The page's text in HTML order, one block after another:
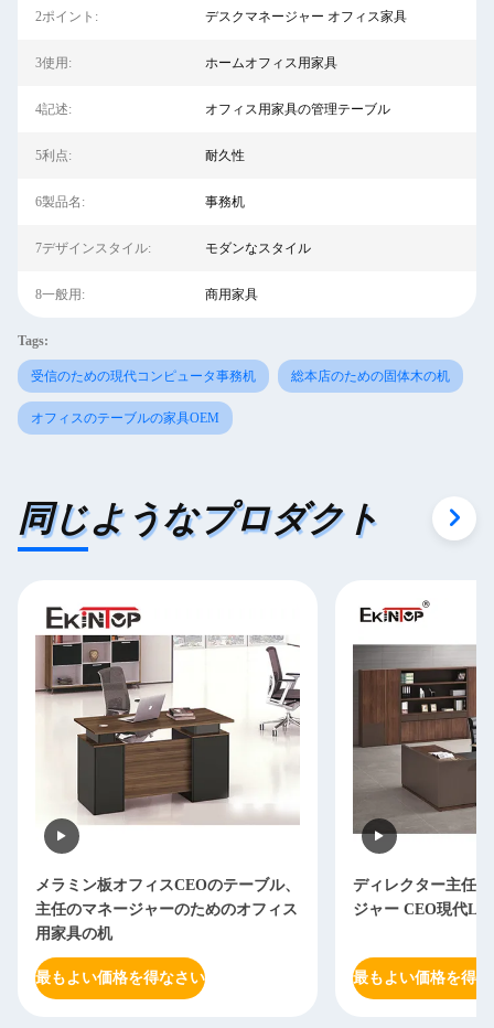
2ポイント: デスクマネージャー オフィス家具
3使用: ホームオフィス用家具
4記述: オフィス用家具の管理テーブル
5利点: 耐久性
6製品名: 事務机
7デザインスタイル: モダンなスタイル
8一般用: 商用家具
Tags:
受信のための現代コンピュータ事務机 総本店のための固体木の机
オフィスのテーブルの家具OEM
同じようなプロダクト
メラミン板オフィスCEOのテーブル、
主任のマネージャーのためのオフィス
用家具の机
最もよい価格を得なさい
ディレクター主任
ジャー CEO現代L
最もよい価格を得